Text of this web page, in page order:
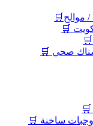
موالح🛒
🛒
صحي 🛒
ساخنة 🛒